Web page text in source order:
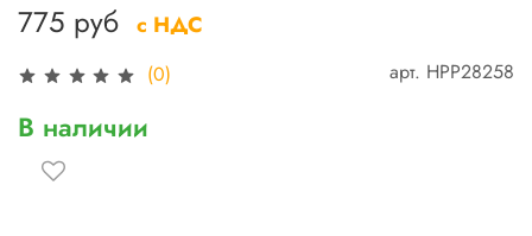
(0) арт. HPP28258
775 руб с НДС
В наличии